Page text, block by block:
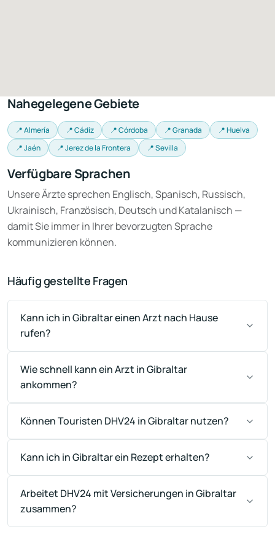
Nahegelegene Gebiete
📍 Almería 📍 Cádiz 📍 Córdoba 📍 Granada
📍 Huelva
📍 Jaén
📍 Jerez de la Frontera 📍 Sevilla
Verfügbare Sprachen
Unsere Ärzte sprechen Englisch, Spanisch, Russisch,
Ukrainisch, Französisch, Deutsch und Katalanisch —
damit Sie immer in Ihrer bevorzugten Sprache
kommunizieren können.
Häufig gestellte Fragen
Kann ich in Gibraltar einen Arzt nach Hause
rufen?
Wie schnell kann ein Arzt in Gibraltar
ankommen?
Können Touristen DHV24 in Gibraltar nutzen?
Kann ich in Gibraltar ein Rezept erhalten?
Arbeitet DHV24 mit Versicherungen in Gibraltar
zusammen?